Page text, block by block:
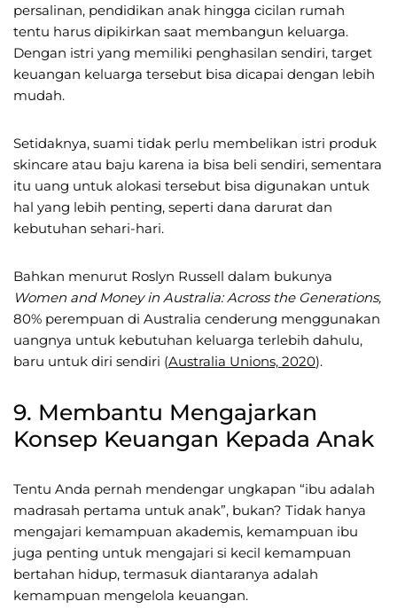
persalinan, pendidikan anak hingga cicilan rumah
tentu harus dipikirkan saat membangun keluarga.
Dengan istri yang memiliki penghasilan sendiri, target
keuangan keluarga tersebut bisa dicapai dengan lebih
mudah.
Setidaknya, suami tidak perlu membelikan istri produk
skincare atau baju karena ia bisa beli sendiri, sementara
itu uang untuk alokasi tersebut bisa digunakan untuk
hal yang lebih penting, seperti dana darurat dan
kebutuhan sehari-hari.
Bahkan menurut Roslyn Russell dalam bukunya
Women and Money in Australia: Across the Generations,
80% perempuan di Australia cenderung menggunakan
uangnya untuk kebutuhan keluarga terlebih dahulu,
baru untuk diri sendiri (Australia Unions, 2020).
9. Membantu Mengajarkan
Konsep Keuangan Kepada Anak
Tentu Anda pernah mendengar ungkapan “ibu adalah
madrasah pertama untuk anak”, bukan? Tidak hanya
mengajari kemampuan akademis, kemampuan ibu
juga penting untuk mengajari si kecil kemampuan
bertahan hidup, termasuk diantaranya adalah
kemampuan mengelola keuangan.